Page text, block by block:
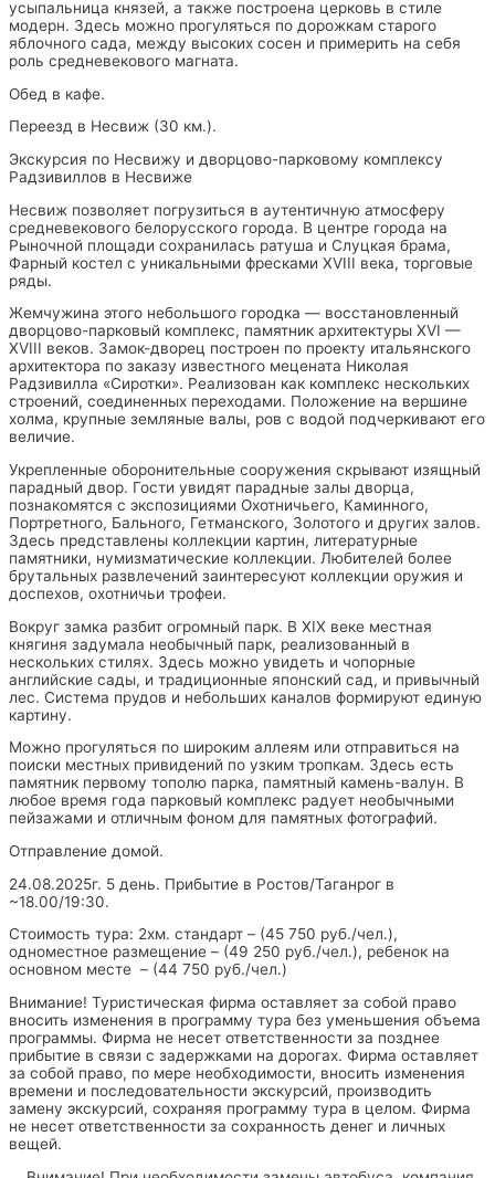
усыпальница князей, а также построена церковь в стиле
модерн. Здесь можно прогуляться по дорожкам старого
яблочного сада, между высоких сосен и примерить на себя
роль средневекового магната.
Обед в кафе.
Переезд в Несвиж (30 км.).
Экскурсия по Несвижу и дворцово-парковому комплексу
Радзивиллов в Несвиже
Несвиж позволяет погрузиться в аутентичную атмосферу
средневекового белорусского города. В центре города на
Рыночной площади сохранилась ратуша и Слуцкая брама,
Фарный костел с уникальными фресками XVIII века, торговые
ряды.
Жемчужина этого небольшого городка — восстановленный
дворцово-парковый комплекс, памятник архитектуры XVI —
XVIII веков. Замок-дворец построен по проекту итальянского
архитектора по заказу известного мецената Николая
Радзивилла «Сиротки». Реализован как комплекс нескольких
строений, соединенных переходами. Положение на вершине
холма, крупные земляные валы, ров с водой подчеркивают его
величие.
Укрепленные оборонительные сооружения скрывают изящный
парадный двор. Гости увидят парадные залы дворца,
познакомятся с экспозициями Охотничьего, Каминного,
Портретного, Бального, Гетманского, Золотого и других залов.
Здесь представлены коллекции картин, литературные
памятники, нумизматические коллекции. Любителей более
брутальных развлечений заинтересуют коллекции оружия и
доспехов, охотничьи трофеи.
Вокруг замка разбит огромный парк. В XIX веке местная
княгиня задумала необычный парк, реализованный в
нескольких стилях. Здесь можно увидеть и чопорные
английские сады, и традиционные японский сад, и привычный
лес. Система прудов и небольших каналов формируют единую
картину.
Можно прогуляться по широким аллеям или отправиться на
поиски местных привидений по узким тропкам. Здесь есть
памятник первому тополю парка, памятный камень-валун. В
любое время года парковый комплекс радует необычными
пейзажами и отличным фоном для памятных фотографий.
Отправление домой.
24.08.2025г. 5 день. Прибытие в Ростов/Таганрог в
~18.00/19:30.
Стоимость тура: 2хм. стандарт – (45 750 руб./чел.),
одноместное размещение – (49 250 руб./чел.), ребенок на
основном месте – (44 750 руб./чел.)
Внимание! Туристическая фирма оставляет за собой право
вносить изменения в программу тура без уменьшения объема
программы. Фирма не несет ответственности за позднее
прибытие в связи с задержками на дорогах. Фирма оставляет
за собой право, по мере необходимости, вносить изменения
времени и последовательности экскурсий, производить
замену экскурсий, сохраняя программу тура в целом. Фирма
не несет ответственности за сохранность денег и личных
вещей.